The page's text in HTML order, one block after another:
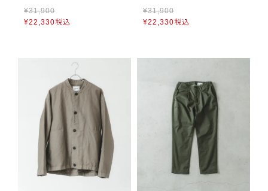
¥31,900
¥22,330税込
¥31,900
¥22,330税込